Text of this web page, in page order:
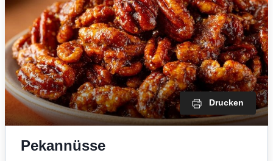
Drucken
Pekannüsse